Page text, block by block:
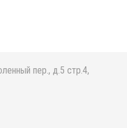
пер., д.5 стр.4,